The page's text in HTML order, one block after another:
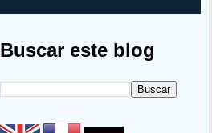
Buscar este blog